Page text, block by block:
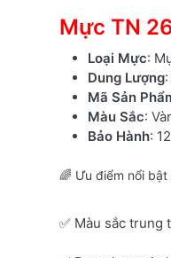
Mực TN
Loại Mực:
Dung Lượng
Mã Sản
Màu Sắc:
Bảo Hành:
🌈 Ưu điểm nổi
✅ Màu sắc trung